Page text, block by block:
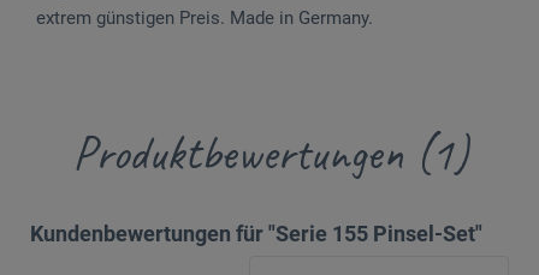
extrem günstigen Preis. Made in Germany.
Produktbewertungen (1)
Kundenbewertungen für "Serie 155 Pinsel-Set"